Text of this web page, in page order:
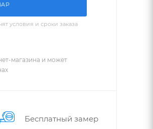
условия и сроки заказа
магазина и может
Бес­плат­ный замер